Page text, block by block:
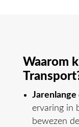
Waarom
ervaring in
bewezen